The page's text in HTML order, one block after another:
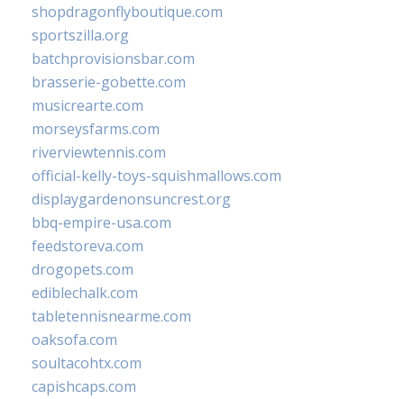
shopdragonflyboutique.com
sportszilla.org
batchprovisionsbar.com
brasserie-gobette.com
musicrearte.com
morseysfarms.com
riverviewtennis.com
official-kelly-toys-squishmallows.com
displaygardenonsuncrest.org
bbq-empire-usa.com
feedstoreva.com
drogopets.com
ediblechalk.com
tabletennisnearme.com
oaksofa.com
soultacohtx.com
capishcaps.com